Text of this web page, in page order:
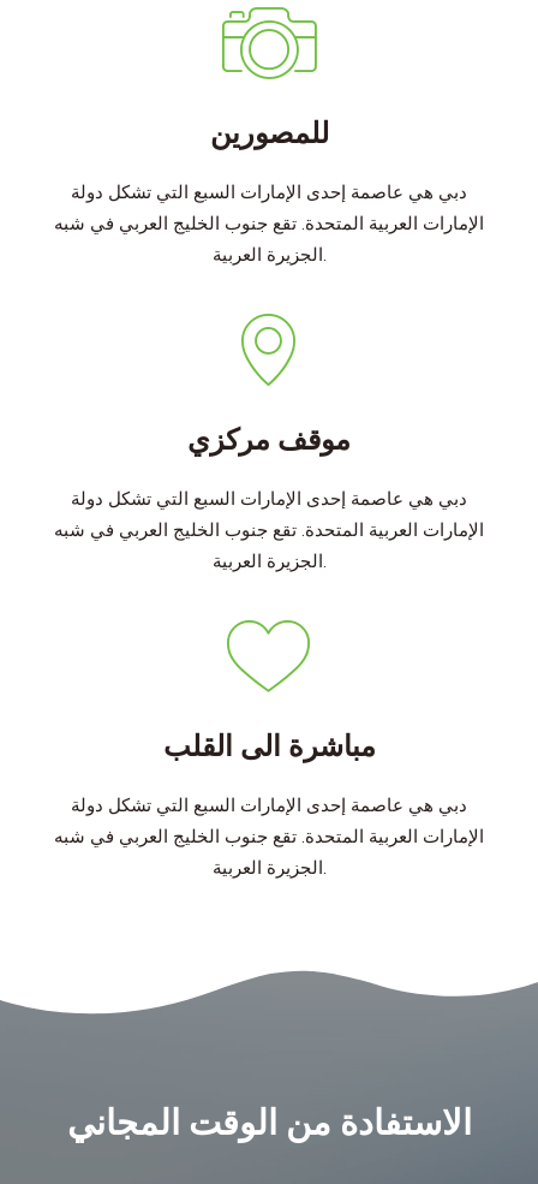
للمصورين
دبي هي عاصمة إحدى الإمارات السبع التي تشكل دولة
الإمارات العربية المتحدة. تقع جنوب الخليج العربي في شبه
الجزيرة العربية.
موقف مركزي
دبي هي عاصمة إحدى الإمارات السبع التي تشكل دولة
الإمارات العربية المتحدة. تقع جنوب الخليج العربي في شبه
الجزيرة العربية.
مباشرة الى القلب
دبي هي عاصمة إحدى الإمارات السبع التي تشكل دولة
الإمارات العربية المتحدة. تقع جنوب الخليج العربي في شبه
الجزيرة العربية.
الاستفادة من الوقت المجاني